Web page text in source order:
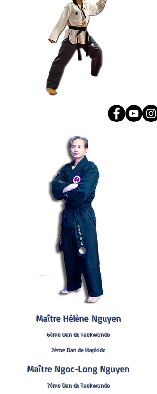
Maître Hélène Nguyen
6ème Dan de Taekwondo
2ème Dan de Hapkido
Maître Ngoc-Long Nguyen
7èmeDan de Taekwondo